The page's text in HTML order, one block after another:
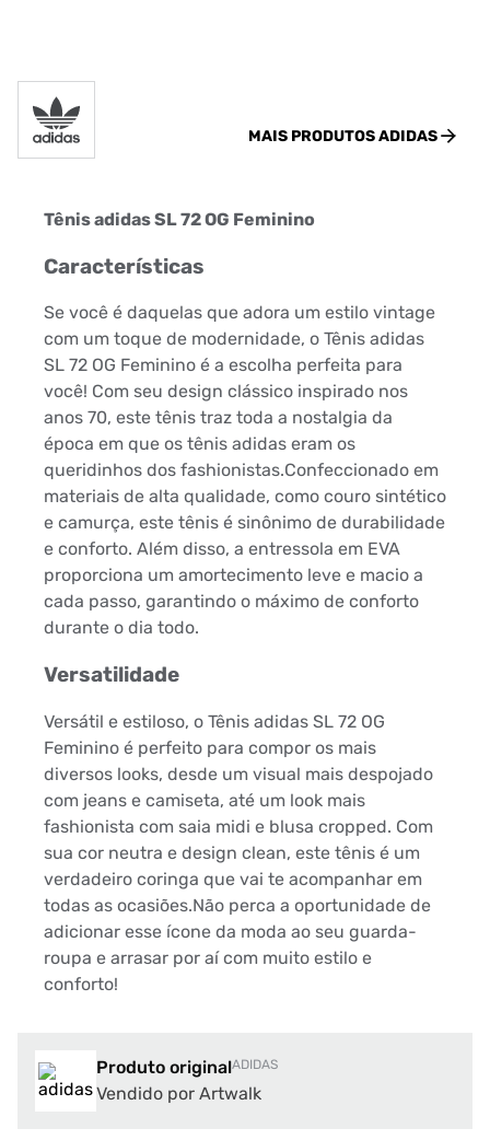
MAIS PRODUTOSADIDAS
Tênis adidas SL 72 OG Feminino
Características
Se você é daquelas que adora um estilo vintage
com um toque de modernidade, o Tênis adidas
SL 72 OG Feminino é a escolha perfeita para
você! Com seu design clássico inspirado nos
anos 70, este tênis traz toda a nostalgia da
época em que os tênis adidas eram os
queridinhos dos fashionistas.Confeccionado em
materiais de alta qualidade, como couro sintético
e camurça, este tênis é sinônimo de durabilidade
e conforto. Além disso, a entressola em EVA
proporciona um amortecimento leve e macio a
cada passo, garantindo o máximo de conforto
durante o dia todo.
Versatilidade
Versátil e estiloso, o Tênis adidas SL 72 OG
Feminino é perfeito para compor os mais
diversos looks, desde um visual mais despojado
com jeans e camiseta, até um look mais
fashionista com saia midi e blusa cropped. Com
sua cor neutra e design clean, este tênis é um
verdadeiro coringa que vai te acompanhar em
todas as ocasiões.Não perca a oportunidade de
adicionar esse ícone da moda ao seu guarda-
roupa e arrasar por aí com muito estilo e
conforto!
Produto originalADIDAS
Vendido por Artwalk